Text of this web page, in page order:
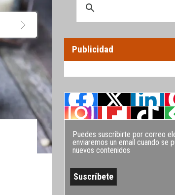
Publicidad
Puedes suscribirte por correo
enviaremos un email cuando se
nuevos contenidos